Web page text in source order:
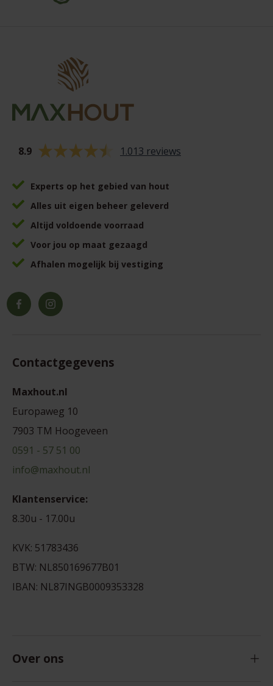
8.9 1.013 reviews
Experts op het gebied van hout
Alles uit eigen beheer geleverd
Altijd voldoende voorraad
Voor jou op maat gezaagd
Afhalen mogelijk bij vestiging
FacebookInstagram
Contactgegevens
Maxhout.nl
Europaweg 10
7903 TM Hoogeveen
0591 - 57 51 00
info@maxhout.nl
Klantenservice:
8.30u - 17.00u
KVK: 51783436
BTW: NL850169677B01
IBAN: NL87INGB0009353328
Over ons